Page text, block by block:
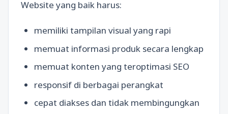
Website yang baik harus:
memiliki tampilan visual yang rapi
memuat informasi produk secara lengkap
memuat konten yang teroptimasi SEO
responsif di berbagai perangkat
cepat diakses dan tidak membingungkan